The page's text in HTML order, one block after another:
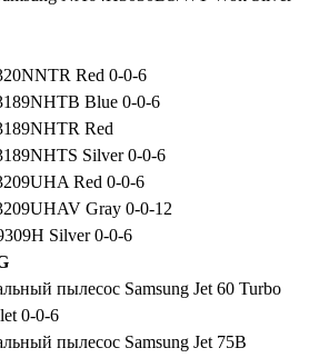
Red 0-0-6
Blue 0-0-6
Red
Silver 0-0-6
Red 0-0-6
Gray 0-0-12
Silver 0-0-6
пылесос Samsung Jet 60 Turbo
0-0-6
пылесос Samsung Jet 75B